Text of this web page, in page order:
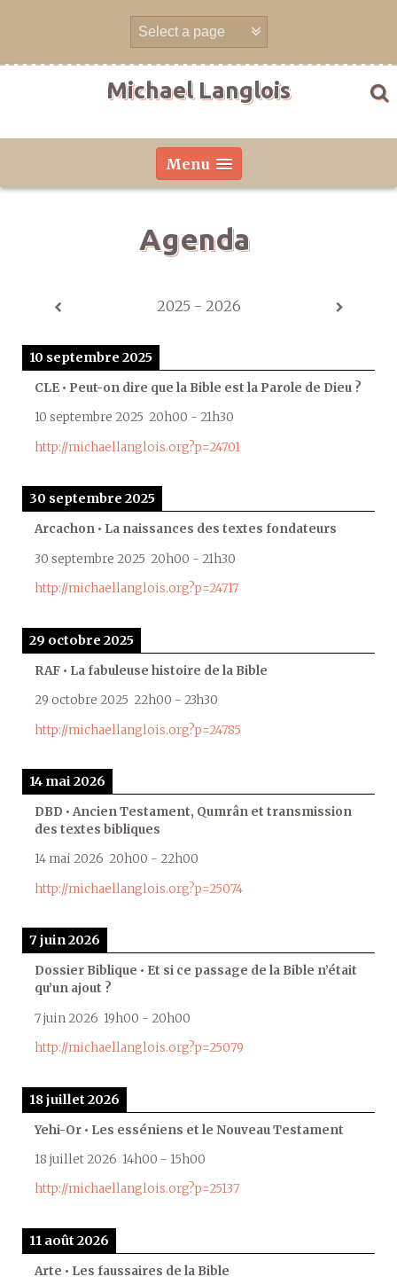
Michael Langlois
Menu
Agenda
2025 - 2026
10 septembre 2025
CLE • Peut-on dire que la Bible est la Parole de Dieu ?
10 septembre 2025 20h00 - 21h30
http://michaellanglois.org?p=24701
30 septembre 2025
Arcachon • La naissances des textes fondateurs
30 septembre 2025 20h00 - 21h30
http://michaellanglois.org?p=24717
29 octobre 2025
RAF • La fabuleuse histoire de la Bible
29 octobre 2025 22h00 - 23h30
http://michaellanglois.org?p=24785
14 mai 2026
DBD • Ancien Testament, Qumrân et transmission
des textes bibliques
14 mai 2026 20h00 - 22h00
http://michaellanglois.org?p=25074
7 juin 2026
Dossier Biblique • Et si ce passage de la Bible n’était
qu’un ajout ?
7 juin 2026 19h00 - 20h00
http://michaellanglois.org?p=25079
18 juillet 2026
Yehi-Or • Les esséniens et le Nouveau Testament
18 juillet 2026 14h00 - 15h00
http://michaellanglois.org?p=25137
11 août 2026
Arte • Les faussaires de la Bible